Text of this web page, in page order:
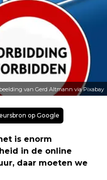
van Gerd Altmann via Pixabay
op Google
is enorm
in de online
daar moeten we